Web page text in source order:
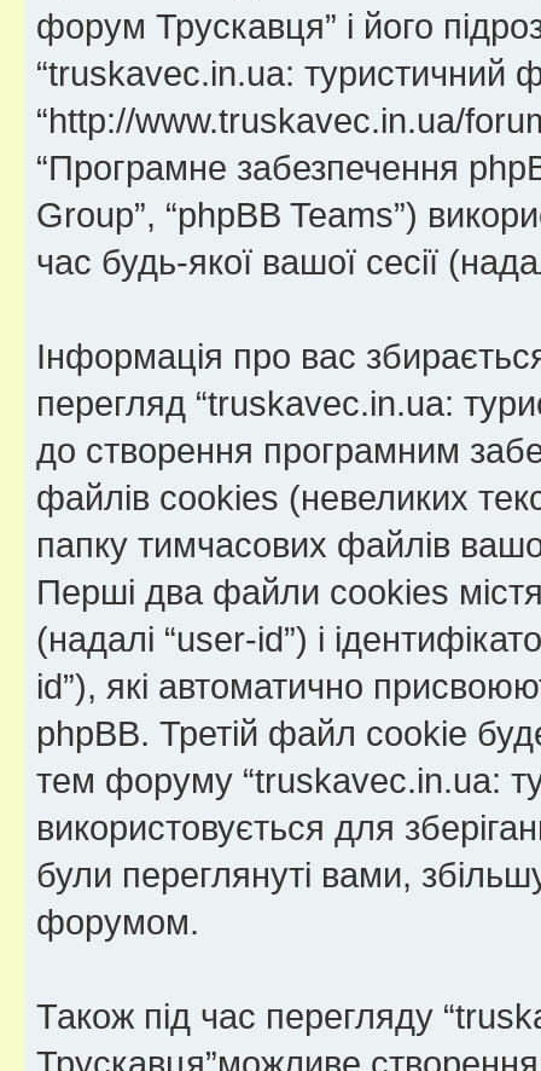
форум Трускавця” і його
“truskavec.in.ua: туристичний
“http://www.truskavec.in.ua/
“Програмне забезпечення
Group”, “phpBB Teams”)
час будь-якої вашої сесії
Інформація про вас
перегляд “truskavec.in.ua:
до створення програмним
файлів cookies (невеликих
папку тимчасових файлів
Перші два файли cookies
(надалі “user-id”) і
id”), які автоматично
phpBB. Третій файл cookie
тем форуму “truskavec.in.ua:
використовується для
були переглянуті вами,
форумом.
Також під час перегляду
Трускавця”можливе